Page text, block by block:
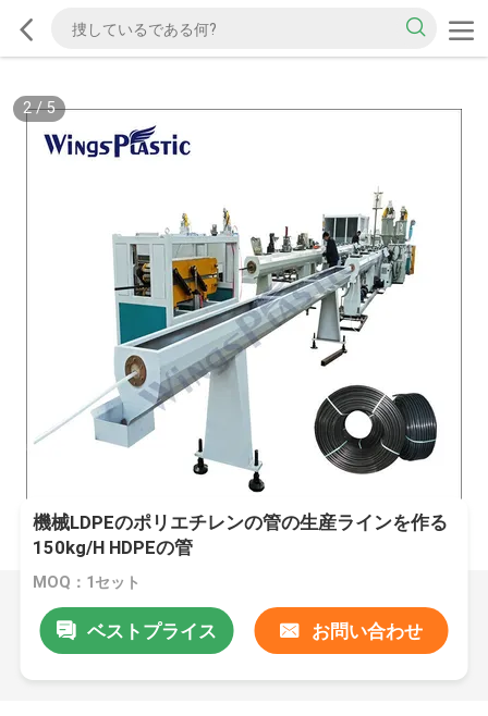
2/5
機械LDPEのポリエチレンの管の生産ラインを作る
150kg/H HDPEの管
MOQ：1セット
ベストプライス お問い合わせ